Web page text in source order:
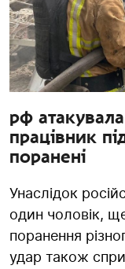
рф
працівник
поранені
Унаслідок
один чоловік,
поранення
удар також